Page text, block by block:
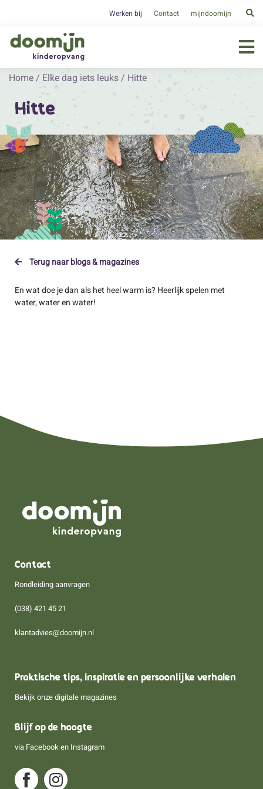
Werken bij Contact mijndoomijn
Home / Elke dag iets leuks / Hitte
Hitte
Terug naar blogs & magazines
En wat doe je dan als het heel warm is? Heerlijk spelen met
water, water en water!
Contact
Rondleiding aanvragen
(038) 421 45 21
klantadvies@doomijn.nl
Praktische tips, inspiratie en persoonlijke verhalen
Bekijk onze digitale magazines
Blijf op de hoogte
via Facebook en Instagram